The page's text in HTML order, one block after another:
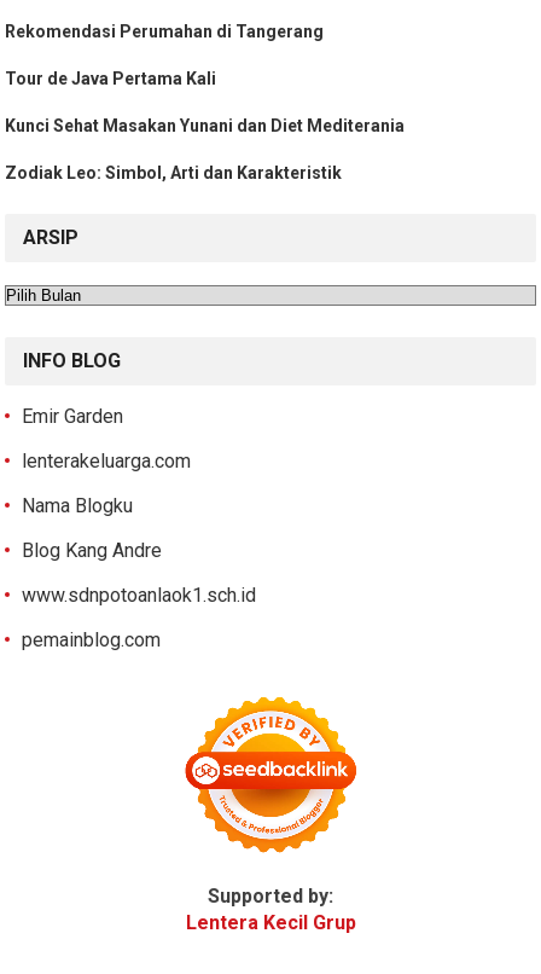
Rekomendasi Perumahan di Tangerang
Tour de Java Pertama Kali
Kunci Sehat Masakan Yunani dan Diet Mediterania
Zodiak Leo: Simbol, Arti dan Karakteristik
ARSIP
Arsip
INFO BLOG
Emir Garden
lenterakeluarga.com
Nama Blogku
Blog Kang Andre
www.sdnpotoanlaok1.sch.id
pemainblog.com
Supported by:
Lentera Kecil Grup